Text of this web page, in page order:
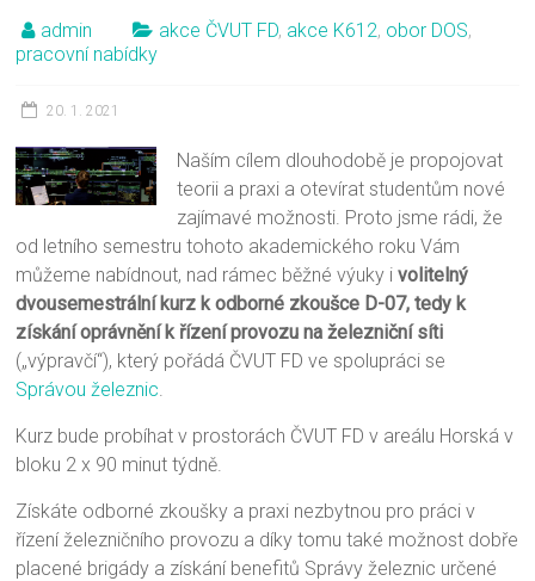
admin akce ČVUT FD, akce K612, obor DOS,
pracovní nabídky
20. 1. 2021
Naším cílem dlouhodobě je propojovat
teorii a praxi a otevírat studentům nové
zajímavé možnosti. Proto jsme rádi, že
od letního semestru tohoto akademického roku Vám
můžeme nabídnout, nad rámec běžné výuky ivolitelný
dvousemestrální kurz k odborné zkoušce D-07, tedy k
získání oprávnění k řízení provozu na železniční síti
(„výpravčí“), který pořádá ČVUT FD ve spolupráci se
Správou železnic.
Kurz bude probíhat v prostorách ČVUT FD v areálu Horská v
bloku 2 x 90 minut týdně.
Získáte odborné zkoušky a praxi nezbytnou pro práci v
řízení železničního provozu a díky tomu také možnost dobře
placené brigády a získání benefitů Správy železnic určené